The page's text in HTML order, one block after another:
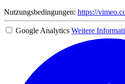
Nutzungsbedingungen: https://
Google Analytics Weitere